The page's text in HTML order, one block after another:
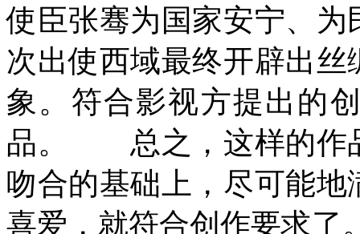
使臣张骞为国家安宁、
次出使西域最终开辟出
象。符合影视方提出的
品。 总之，这样的作
吻合的基础上，尽可能
喜爱，就符合创作